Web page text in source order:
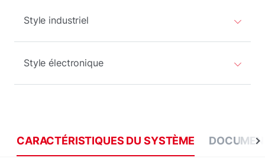
Style industriel
Style électronique
CARACTÉRISTIQUES DU SYSTÈME